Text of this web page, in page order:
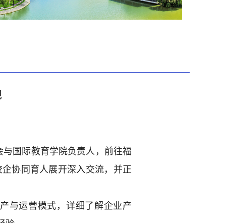
国际教育学院负责人，前往福
协同育人展开深入交流，并正
与运营模式，详细了解企业产